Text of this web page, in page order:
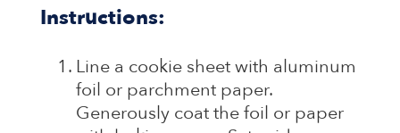
Instructions:
Line a cookie sheet with aluminum
foil or parchment paper.
Generously coat the foil or paper